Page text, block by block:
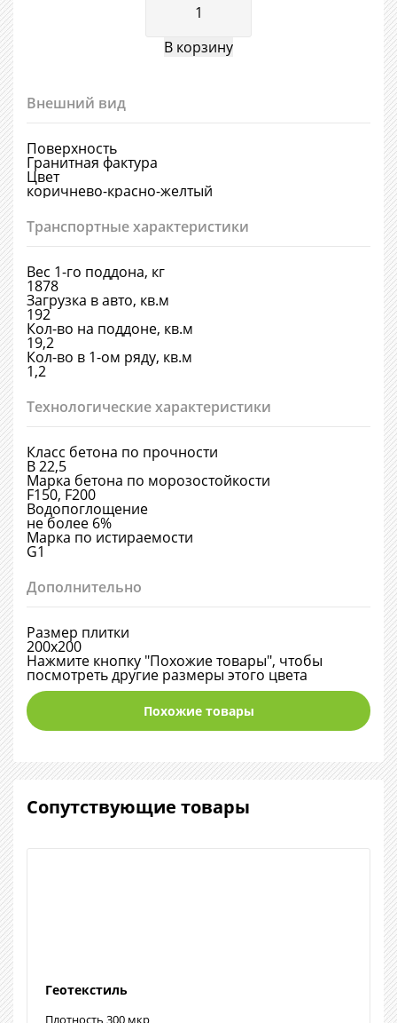
Внешний вид
Поверхность
Гранитная фактура
Цвет
коричнево-красно-желтый
Транспортные характеристики
Вес 1-го поддона, кг
1878
Загрузка в авто, кв.м
192
Кол-во на поддоне, кв.м
19,2
Кол-во в 1-ом ряду, кв.м
1,2
Технологические характеристики
Класс бетона по прочности
В 22,5
Марка бетона по морозостойкости
F150, F200
Водопоглощение
не более 6%
Марка по истираемости
G1
Дополнительно
Размер плитки
200х200
Нажмите кнопку "Похожие товары", чтобы
посмотреть другие размеры этого цвета
Похожие товары
Сопутствующие товары
Геотекстиль
Плотность 300 мкр